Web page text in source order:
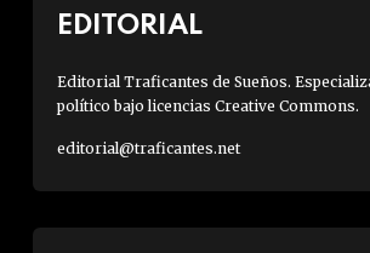
EDITORIAL
Editorial Traficantes de Sueños.
político bajo licencias Creative Commons.
editorial@traficantes.net